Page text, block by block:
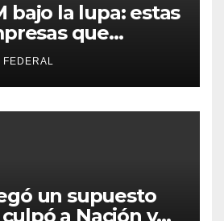
bajo la lupa: estas
que
a capitales
FEDERAL
un supuesto
a Nación y